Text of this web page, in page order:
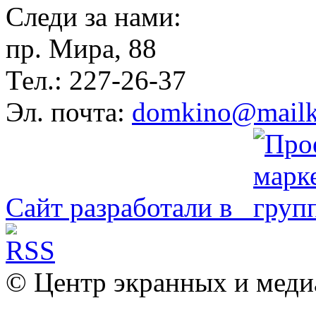
Следи за нами:
пр. Мира, 88
Тел.: 227-26-37
Эл. почта:
Сайт разработали в
© Центр экранных и